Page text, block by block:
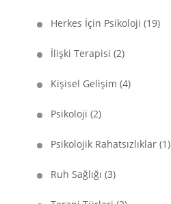
Herkes İçin Psikoloji (19)
İlişki Terapisi (2)
Kişisel Gelişim (4)
Psikoloji (2)
Psikolojik Rahatsızlıklar (1)
Ruh Sağlığı (3)